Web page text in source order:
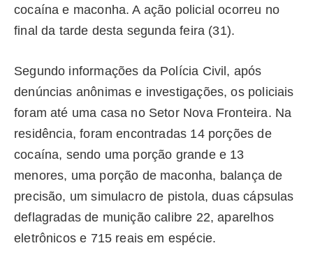
cocaína e maconha. A ação policial ocorreu no
final da tarde desta segunda feira (31).
Segundo informações da Polícia Civil, após
denúncias anônimas e investigações, os policiais
foram até uma casa no Setor Nova Fronteira. Na
residência, foram encontradas 14 porções de
cocaína, sendo uma porção grande e 13
menores, uma porção de maconha, balança de
precisão, um simulacro de pistola, duas cápsulas
deflagradas de munição calibre 22, aparelhos
eletrônicos e 715 reais em espécie.